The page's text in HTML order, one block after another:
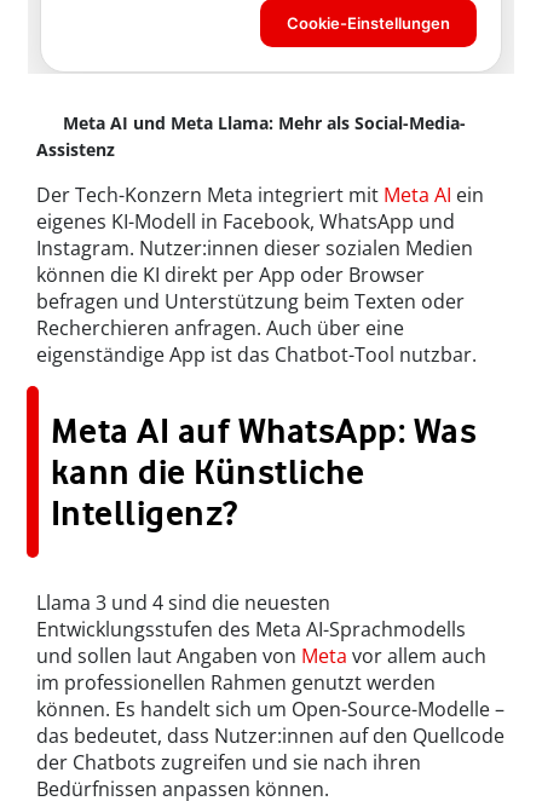
Meta AI und Meta Llama: Mehr als Social-Media-
Assistenz
Der Tech-Konzern Meta integriert mit Meta AI ein
eigenes KI-Modell in Facebook, WhatsApp und
Instagram. Nutzer:innen dieser sozialen Medien
können die KI direkt per App oder Browser
befragen und Unterstützung beim Texten oder
Recherchieren anfragen. Auch über eine
eigenständige App ist das Chatbot-Tool nutzbar.
Meta AI auf WhatsApp: Was
kann die Künstliche
Intelligenz?
Llama 3 und 4 sind die neuesten
Entwicklungsstufen des Meta AI-Sprachmodells
und sollen laut Angaben von Meta vor allem auch
im professionellen Rahmen genutzt werden
können. Es handelt sich um Open-Source-Modelle –
das bedeutet, dass Nutzer:innen auf den Quellcode
der Chatbots zugreifen und sie nach ihren
Bedürfnissen anpassen können.